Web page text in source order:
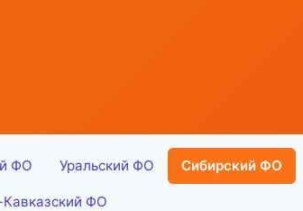
ФО Уральский ФО Сибирский ФО
ФО